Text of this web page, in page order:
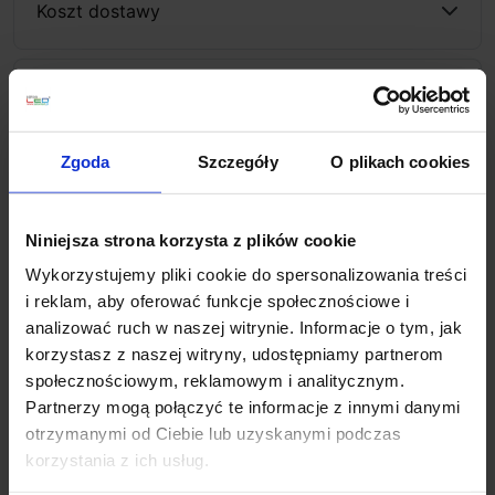
Zgoda Szczegóły O plikach cookies
Niniejsza strona korzysta z plików cookie
Wykorzystujemy pliki cookie do spersonalizowania treści
i reklam, aby oferować funkcje społecznościowe i
analizować ruch w naszej witrynie. Informacje o tym, jak
korzystasz z naszej witryny, udostępniamy partnerom
społecznościowym, reklamowym i analitycznym.
Partnerzy mogą połączyć te informacje z innymi danymi
otrzymanymi od Ciebie lub uzyskanymi podczas
korzystania z ich usług.
Koszt dostawy
Zapytaj o produkt
Opis
REDLUX VERSINA R12955to elegancka lampa ścienna
wykończona w chromie z tekstylnym abażurem w
kolorze białym. Oprawa posiada 2 źródła światła:
główne na żarówkę E27 LED o mocy 28W oraz
reflektor LED na elastycznym ramieniu o mocy 3W.
Kinkiet idealnie sprawdzi się we wnętrzach prywatnych
jak i komercyjnych. Pasuje do salonu, sypialni, gabinetu
a nawet do hotelu.